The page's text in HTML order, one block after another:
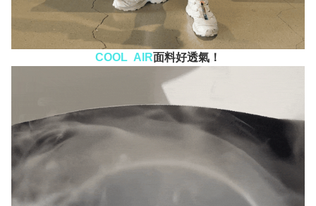
COOL AIR面料好透氣！